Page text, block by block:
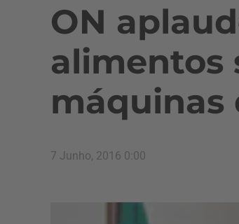
ON
alimentos
máquinas
7 Junho, 2016 0:00